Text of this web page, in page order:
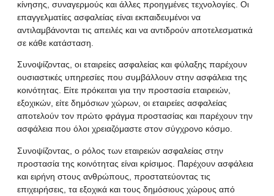
κίνησης, συναγερμούς και άλλες προηγμένες τεχνολογίες. Οι
επαγγελματίες ασφαλείας είναι εκπαιδευμένοι να
αντιλαμβάνονται τις απειλές και να αντιδρούν αποτελεσματικά
σε κάθε κατάσταση.
Συνοψίζοντας, οι εταιρείες ασφαλείας και φύλαξης παρέχουν
ουσιαστικές υπηρεσίες που συμβάλλουν στην ασφάλεια της
κοινότητας. Είτε πρόκειται για την προστασία εταιρειών,
εξοχικών, είτε δημόσιων χώρων, οι εταιρείες ασφαλείας
αποτελούν τον πρώτο φράγμα προστασίας και παρέχουν την
ασφάλεια που όλοι χρειαζόμαστε στον σύγχρονο κόσμο.
Συνοψίζοντας, ο ρόλος των εταιρειών ασφαλείας στην
προστασία της κοινότητας είναι κρίσιμος. Παρέχουν ασφάλεια
και ειρήνη στους ανθρώπους, προστατεύοντας τις
επιχειρήσεις, τα εξοχικά και τους δημόσιους χώρους από